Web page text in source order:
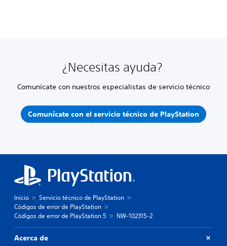
¿Necesitas ayuda?
Comunícate con nuestros especialistas de servicio técnico
Comunícate con el servicio técnico de PlayStation
Inicio
Servicio técnico de PlayStation
Códigos de error de PlayStation
Códigos de error de PlayStation 5
NW-102315-2
Acerca de